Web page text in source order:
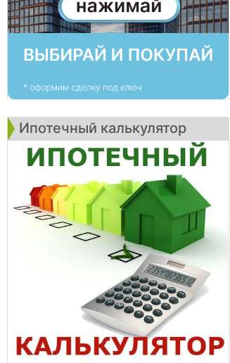
Ипотечный калькулятор